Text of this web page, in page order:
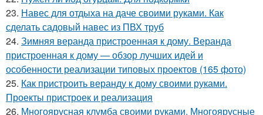
23. Навес для отдыха на даче своими руками. Как
сделать садовый навес из ПВХ труб
24. Зимняя веранда пристроенная к дому. Веранда
пристроенная к дому — обзор лучших идей и
особенности реализации типовых проектов (165 фото)
25. Как пристроить веранду к дому своими руками.
Проекты пристроек и реализация
26. Многоярусная клумба своими руками. Многоярусные